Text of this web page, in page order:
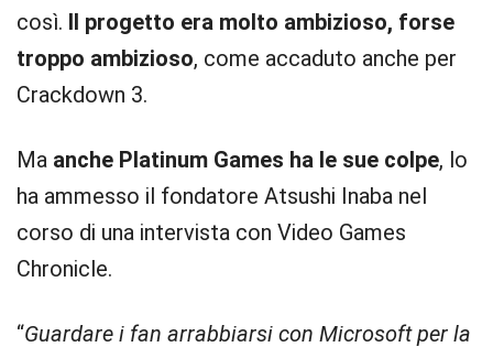
così. Il progetto era molto ambizioso, forse
troppo ambizioso, come accaduto anche per
Crackdown 3.
Ma anche Platinum Games ha le sue colpe, lo
ha ammesso il fondatore Atsushi Inaba nel
corso di una intervista con Video Games
Chronicle.
“Guardare i fan arrabbiarsi con Microsoft per la